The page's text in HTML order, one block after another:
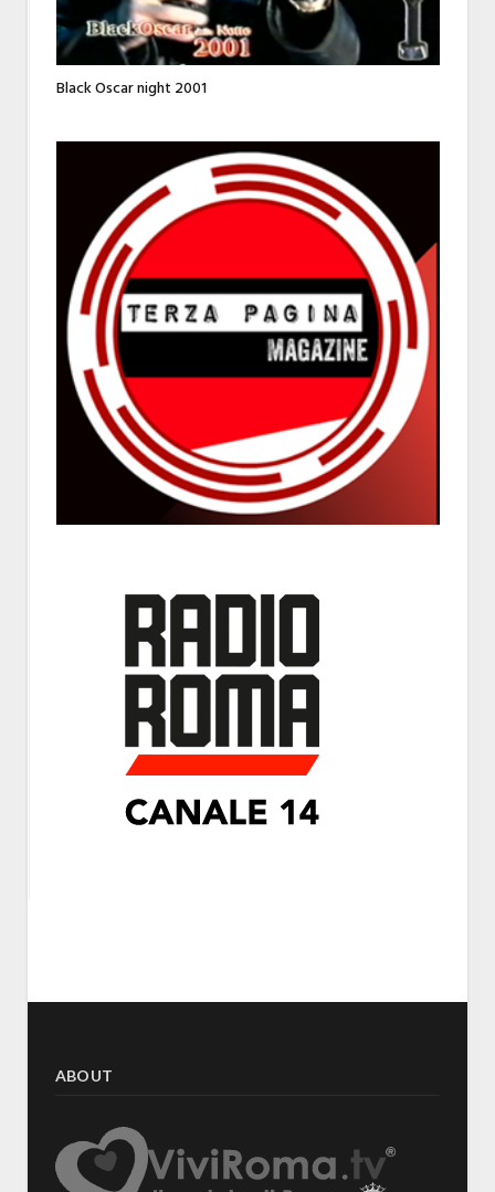
Black Oscar night 2001
ABOUT